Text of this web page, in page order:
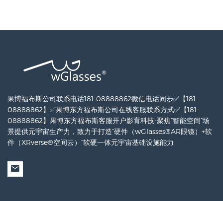
果博福布斯公司联系电话181-08888862微信电话同步✅【181-
08888862】✅果博东方福布斯公司在线客服联系方式✅【181-
08888862】果博东方福布斯客服开户影育科技-聚焦“智能空间”场
景提供元宇宙生产力，致力于打造“硬件（wGlasses®AR眼镜）+软
件（XRverse®空间云）”软硬一体元宇宙基础设施能力